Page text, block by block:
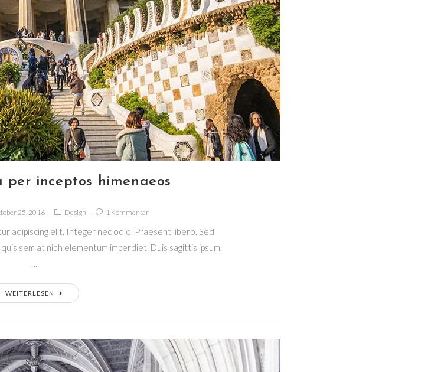
per inceptos himenaeos
25, 2016 Design 1 Kommentar
adipiscing elit. Integer nec odio. Praesent libero. Sed
sem at nibh elementum imperdiet. Duis sagittis ipsum.
…
WEITERLESEN